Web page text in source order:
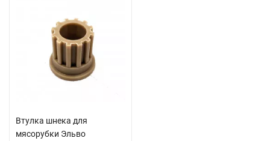
Втулка шнека для
мясорубки Эльво